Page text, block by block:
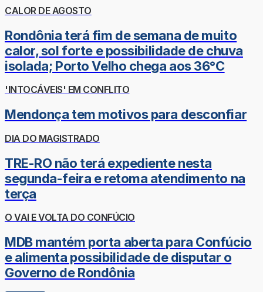
CALOR DE AGOSTO
Rondônia terá fim de semana de muito
calor, sol forte e possibilidade de chuva
isolada; Porto Velho chega aos 36°C
'INTOCÁVEIS' EM CONFLITO
Mendonça tem motivos para desconfiar
DIA DO MAGISTRADO
TRE-RO não terá expediente nesta
segunda-feira e retoma atendimento na
terça
O VAI E VOLTA DO CONFÚCIO
MDB mantém porta aberta para Confúcio
e alimenta possibilidade de disputar o
Governo de Rondônia